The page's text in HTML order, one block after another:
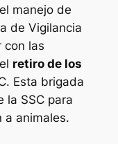
manejo de
de Vigilancia
con las
retiro de los
Esta brigada
la SSC para
a animales.